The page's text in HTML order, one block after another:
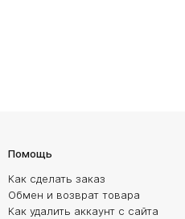
Помощь
Как сделать заказ
Обмен и возврат товара
Как удалить аккаунт с сайта